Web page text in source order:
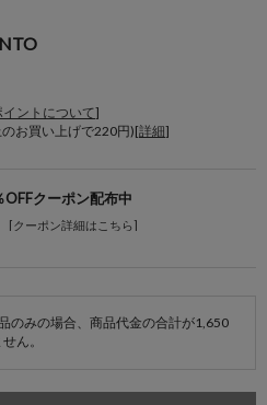
イントについて]
お買い上げで220円)[詳細]
OFFクーポン配布中
[クーポン詳細はこちら]
のみの場合、商品代金の合計が1,650
ん。